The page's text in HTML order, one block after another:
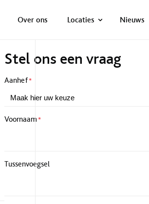
Over ons Locaties Nieuws
Stel ons een vraag
Aanhef *
Voornaam *
Tussenvoegsel